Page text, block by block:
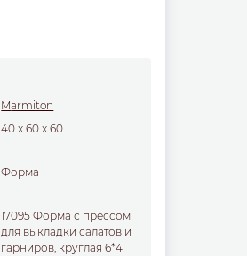
Marmiton
40 x60 x60
форма
17095 Форма с прессом
для выкладки салатов и
гарниров, круглая 6*4